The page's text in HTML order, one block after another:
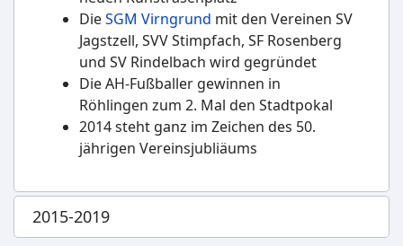
DieSGM Virngrund mit den Vereinen SV
Jagstzell, SVV Stimpfach, SF Rosenberg
und SV Rindelbach wird gegründet
Die AH-Fußballer gewinnen in
Röhlingen zum 2. Mal den Stadtpokal
2014 steht ganz im Zeichen des 50.
jährigen Vereinsjubliäums
2015-2019